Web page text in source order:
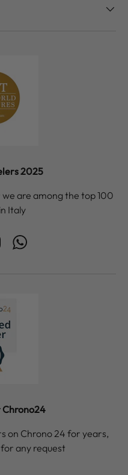
2025
are among the top 100
Italy
WhatsApp
Chrono24
on Chrono 24 for years,
any request